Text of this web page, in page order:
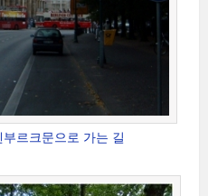
르크문으로 가는 길